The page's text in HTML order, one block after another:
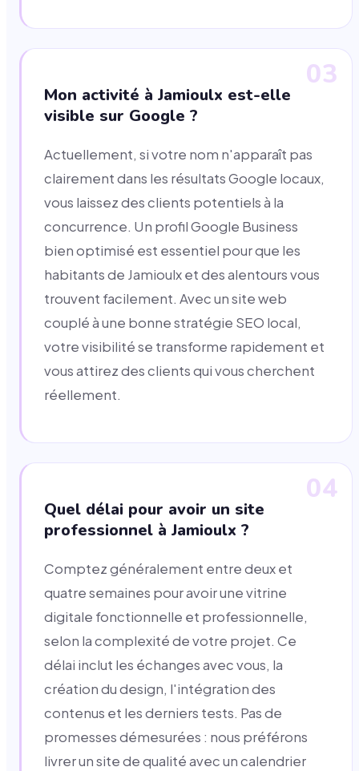
03
Mon activité à Jamioulx est-elle
visible sur Google ?
Actuellement, si votre nom n'apparaît pas
clairement dans les résultats Google locaux,
vous laissez des clients potentiels à la
concurrence. Un profil Google Business
bien optimisé est essentiel pour que les
habitants de Jamioulx et des alentours vous
trouvent facilement. Avec un site web
couplé à une bonne stratégie SEO local,
votre visibilité se transforme rapidement et
vous attirez des clients qui vous cherchent
réellement.
04
Quel délai pour avoir un site
professionnel à Jamioulx ?
Comptez généralement entre deux et
quatre semaines pour avoir une vitrine
digitale fonctionnelle et professionnelle,
selon la complexité de votre projet. Ce
délai inclut les échanges avec vous, la
création du design, l'intégration des
contenus et les derniers tests. Pas de
promesses démesurées : nous préférons
livrer un site de qualité avec un calendrier